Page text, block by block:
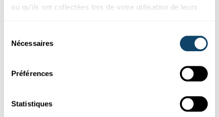
ou qu'ils ont collectées lors de votre utilisation de leurs
Nécessaires
Préférences
Statistiques
Suivez le monde de la science et de
la recherche au Luxembourg